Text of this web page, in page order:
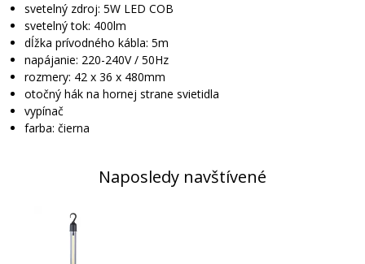
svetelný zdroj: 5W LED COB
svetelný tok: 400lm
dĺžka prívodného kábla: 5m
napájanie: 220-240V / 50Hz
rozmery: 42 x 36 x 480mm
otočný hák na hornej strane svietidla
vypínač
farba: čierna
Naposledy navštívené